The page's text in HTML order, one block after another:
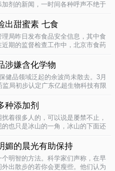
剂的新闻，一时间各种呼声不绝于
国人 ，到底让儿童强壮起来的是牛
中的儿童牛..
出甜蜜素 七食
局昨日发布食品安全信息，其中食
期的监督检查工作中，北京市食药
公司生产的 艾尔 听装黑啤酒，检出
京市..
涉嫌含化学物
健品领域泛起的余波尚未散去。3月
局初步认定广东亿超生物科技有限
产品罪，决定将案件移送汕头市公
种添加剂
着很多人的，可以说是屡禁不止，
也只是冰山的一角，冰山的下面还
过程中的必经之路吧，但是，人们
的代价，尤其..
媚的晨光有助保持
明智的方法。科学家们声称，在早
出散步的若你会更瘦些。他们认为